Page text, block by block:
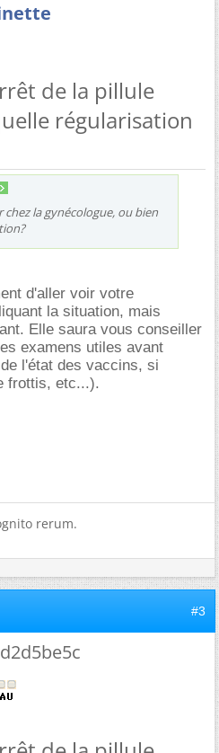
de la pillule
régularisation
la gynécologue, ou bien
d'aller voir votre
la situation, mais
Elle saura vous conseiller
examens utiles avant
l'état des vaccins, si
frottis, etc...).
rerum.
#3